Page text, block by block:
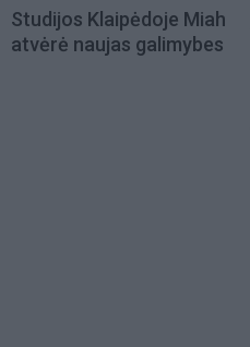
Studijos Klaipėdoje Miah
atvėrė naujas galimybes